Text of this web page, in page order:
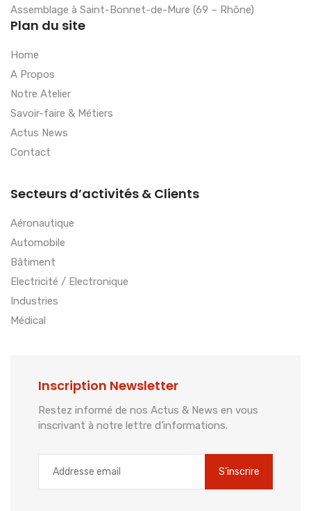
Assemblage à Saint-Bonnet-de-Mure (69 – Rhône)
Plan du site
Home
A Propos
Notre Atelier
Savoir-faire & Métiers
Actus News
Contact
Secteurs d’activités & Clients
Aéronautique
Automobile
Bâtiment
Electricité / Electronique
Industries
Médical
Inscription Newsletter
Restez informé de nos Actus & News en vous
inscrivant à notre lettre d’informations.